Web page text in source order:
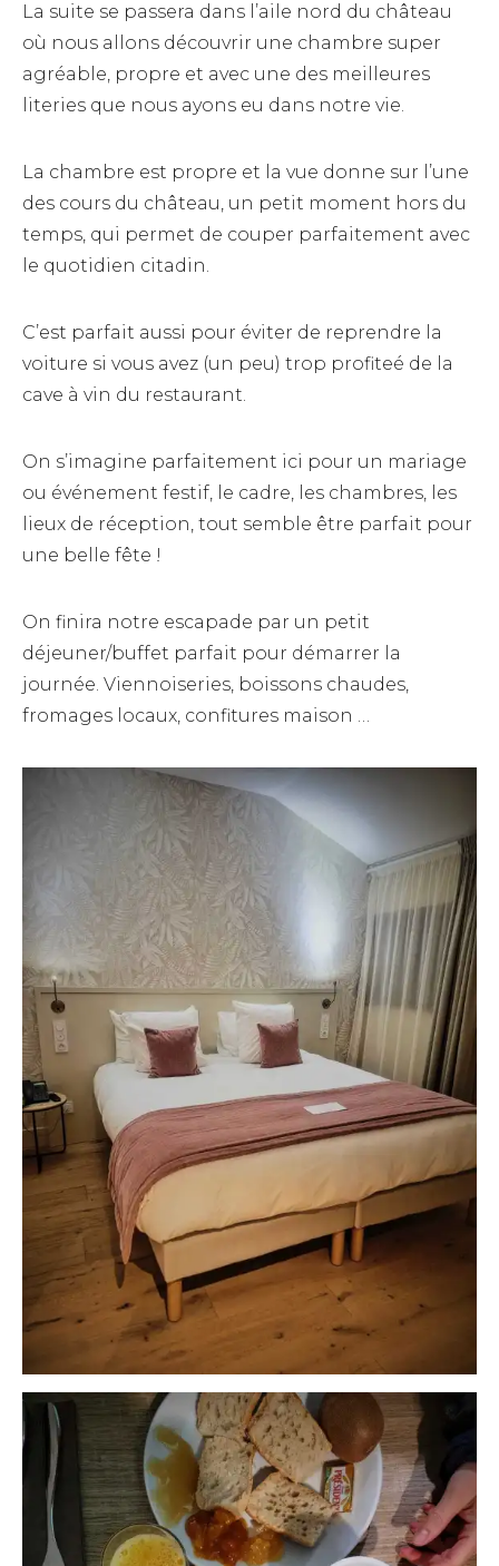
La suite se passera dans l’aile nord du château
où nous allons découvrir une chambre super
agréable, propre et avec une des meilleures
literies que nous ayons eu dans notre vie.
La chambre est propre et la vue donne sur l’une
des cours du château, un petit moment hors du
temps, qui permet de couper parfaitement avec
le quotidien citadin.
C’est parfait aussi pour éviter de reprendre la
voiture si vous avez (un peu) trop profiteé de la
cave à vin du restaurant.
On s’imagine parfaitement ici pour un mariage
ou événement festif, le cadre, les chambres, les
lieux de réception, tout semble être parfait pour
une belle fête !
On finira notre escapade par un petit
déjeuner/buffet parfait pour démarrer la
journée. Viennoiseries, boissons chaudes,
fromages locaux, confitures maison …